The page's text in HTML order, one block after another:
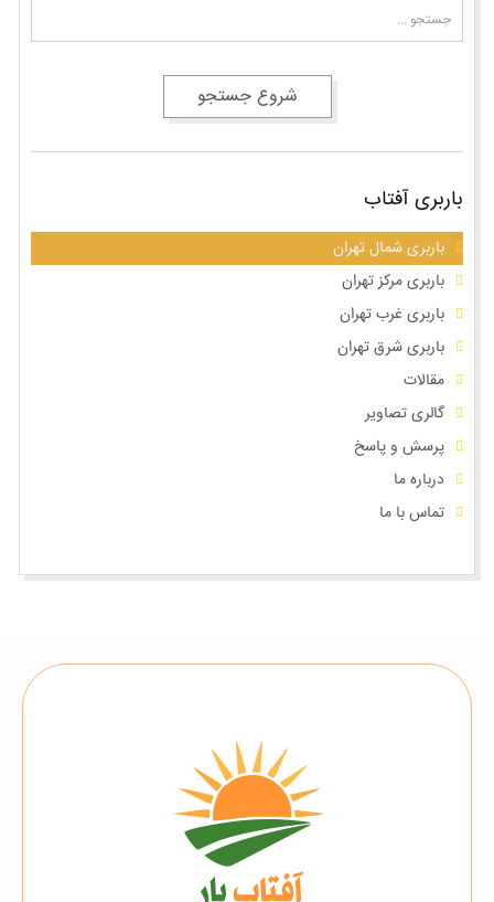
شروع جستجو
باربری آفتاب
باربری شمال تهران
باربری مرکز تهران
باربری غرب تهران
باربری شرق تهران
مقالات
گالری تصاویر
پرسش و پاسخ
درباره ما
تماس با ما